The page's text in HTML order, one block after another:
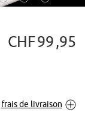
agrandir
CHF99 95
frais de livraison